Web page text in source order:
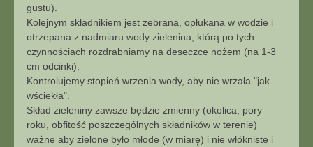
gustu).
Kolejnym składnikiem jest zebrana, opłukana w wodzie i
otrzepana z nadmiaru wody zielenina, którą po tych
czynnościach rozdrabniamy na deseczce nożem (na 1-3
cm odcinki).
Kontrolujemy stopień wrzenia wody, aby nie wrzała "jak
wściekła".
Skład zieleniny zawsze będzie zmienny (okolica, pory
roku, obfitość poszczególnych składników w terenie)
ważne aby zielone było młode (w miarę) i nie włókniste i